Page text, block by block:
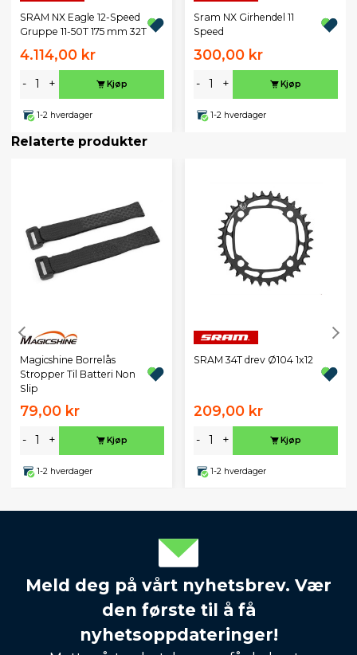
SRAM NX Eagle 12-Speed
Gruppe 11-50T 175 mm 32T
4.114,00 kr
- + Kjøp
1-2 hverdager
Sram NX Girhendel 11
Speed
300,00 kr
- + Kjøp
1-2 hverdager
Relaterte produkter
Magicshine Borrelås
Stropper Til Batteri Non
Slip
79,00 kr
- + Kjøp
1-2 hverdager
SRAM 34T drev Ø104 1x12
209,00 kr
- + Kjøp
1-2 hverdager
Meld deg på vårt nyhetsbrev. Vær
den første til å få
nyhetsoppdateringer!